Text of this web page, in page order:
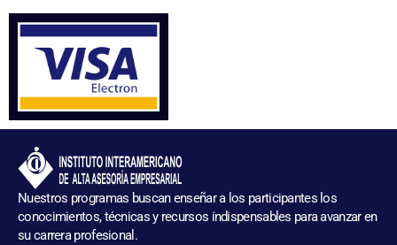
Nuestros programas buscan enseñar a los participantes los
conocimientos, técnicas y recursos indispensables para avanzar en
su carrera profesional.